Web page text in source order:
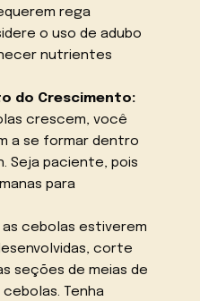
rega
o uso de adubo
nutrientes
do Crescimento:
crescem, você
a se formar dentro
Seja paciente, pois
para
cebolas estiverem
corte
seções de meias de
Tenha